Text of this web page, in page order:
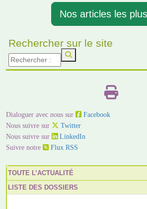
Nos articles les
Rechercher sur le site
Dialoguer avec nous sur
Facebook
Nous suivre sur
Twitter
Nous suivre sur
LinkedIn
Suivre notre
Flux RSS
TOUTE L’ACTUALITÉ
LISTE DES DOSSIERS